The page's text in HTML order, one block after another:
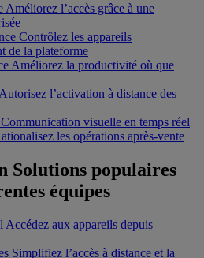
Améliorez l’accès grâce à une
Contrôlez les appareils
de la plateforme
Améliorez la productivité où que
Autorisez l’activation à distance des
Communication visuelle en temps réel
les opérations après-vente
Solutions populaires
équipes
Accédez aux appareils depuis
Simplifiez l’accès à distance et la